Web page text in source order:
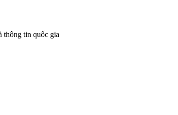
thông tin quốc gia